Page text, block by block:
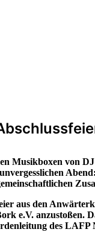
Musikboxen von
aus den
e.V. anzustoßen.
des